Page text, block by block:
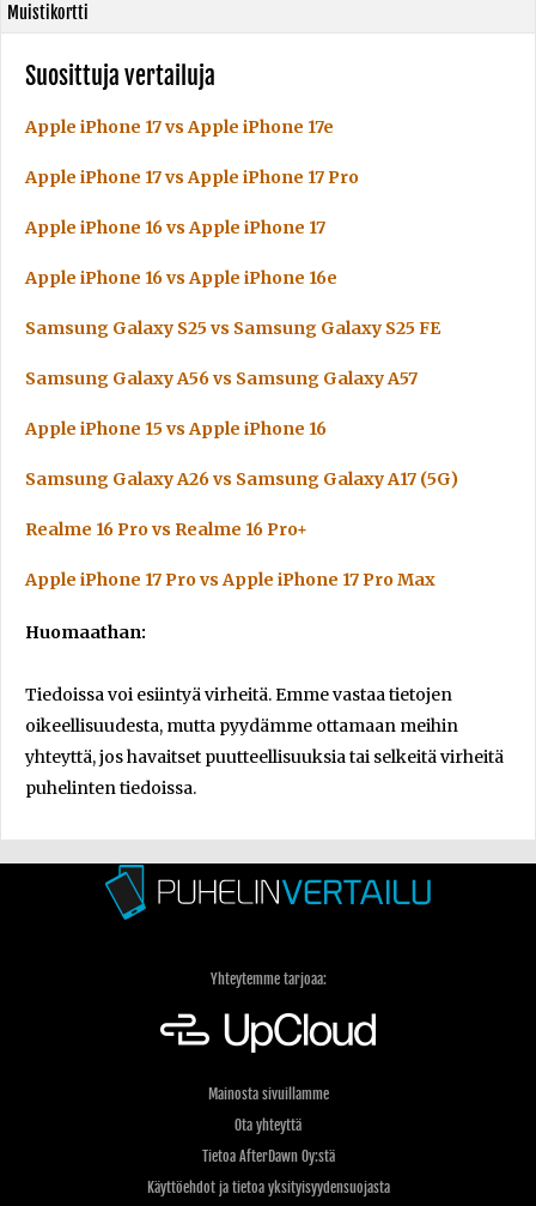
Muistikortti
Suosittuja vertailuja
Apple iPhone 17 vs Apple iPhone 17e
Apple iPhone 17 vs Apple iPhone 17 Pro
Apple iPhone 16 vs Apple iPhone 17
Apple iPhone 16 vs Apple iPhone 16e
Samsung Galaxy S25 vs Samsung Galaxy S25 FE
Samsung Galaxy A56 vs Samsung Galaxy A57
Apple iPhone 15 vs Apple iPhone 16
Samsung Galaxy A26 vs Samsung Galaxy A17 (5G)
Realme 16 Pro vs Realme 16 Pro+
Apple iPhone 17 Pro vs Apple iPhone 17 Pro Max
Huomaathan:
Tiedoissa voi esiintyä virheitä. Emme vastaa tietojen
oikeellisuudesta, mutta pyydämme ottamaan meihin
yhteyttä, jos havaitset puutteellisuuksia tai selkeitä virheitä
puhelinten tiedoissa.
Yhteytemme tarjoaa:
Mainosta sivuillamme
Ota yhteyttä
Tietoa AfterDawn Oy:stä
Käyttöehdot ja tietoa yksityisyydensuojasta